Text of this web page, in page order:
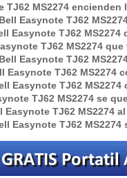
TJ62 MS2274encienden
Easynote TJ62
Easynote TJ62 MS2274
TJ62 MS2274
Easynote TJ62
Easynote TJ62 MS2274
Easynote TJ62 MS2274
TJ62 MS2274se
Easynote TJ62 MS2274
Easynote TJ62 MS2274